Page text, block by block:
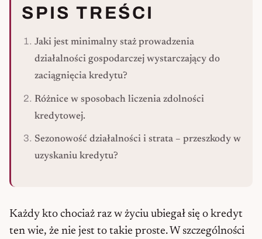
SPIS TREŚCI
Jaki jest minimalny staż prowadzenia
działalności gospodarczej wystarczający do
zaciągnięcia kredytu?
Różnice w sposobach liczenia zdolności
kredytowej.
Sezonowość działalności i strata – przeszkody w
uzyskaniu kredytu?
Każdy kto chociaż raz w życiu ubiegał się o kredyt
ten wie, że nie jest to takie proste. W szczególności